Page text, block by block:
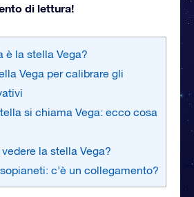
di lettura!
è la stella Vega?
Vega per calibrare gli
si chiama Vega: ecco cosa
la stella Vega?
c’è un collegamento?